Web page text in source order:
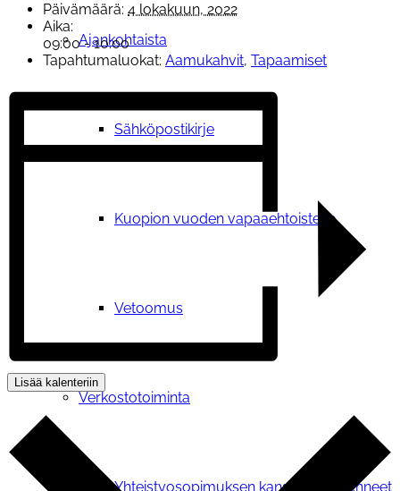
Ajankohtaista
Sähköpostikirje
Kuopion vuoden vapaaehtoisteko
Vetoomus
Verkostotoiminta
Yhteistyosopimuksen kanssamme tehneet
Päivämäärä: 4 lokakuun, 2022
Aika:
09:00 - 10:00
Tapahtumaluokat: Aamukahvit, Tapaamiset
Lisää kalenteriin